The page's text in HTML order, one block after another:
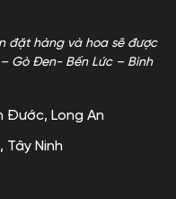
đặt hàng và hoa sẽ được
Gò Đen- Bến Lức – Bình
Đước, Long An
Tây Ninh